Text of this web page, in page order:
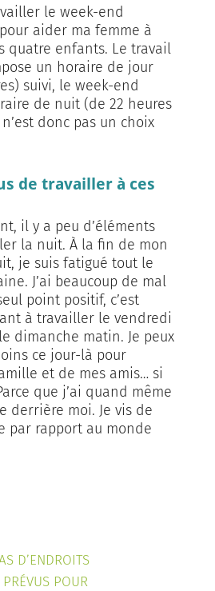
le week-end
aider ma femme à
quatre enfants. Le travail
un horaire de jour
suivi, le week-end
de nuit (de 22 heures
donc pas un choix
de travailler à ces
il y a peu d’éléments
la nuit. À la fin de mon
je suis fatigué tout le
J’ai beaucoup de mal
point positif, c’est
à travailler le vendredi
dimanche matin. Je peux
ce jour-là pour
et de mes amis… si
que j’ai quand même
derrière moi. Je vis de
par rapport au monde
D’ENDROITS
POUR